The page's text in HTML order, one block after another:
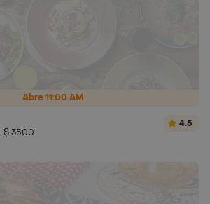
Abre 11:00 AM
$ 3500
4.5